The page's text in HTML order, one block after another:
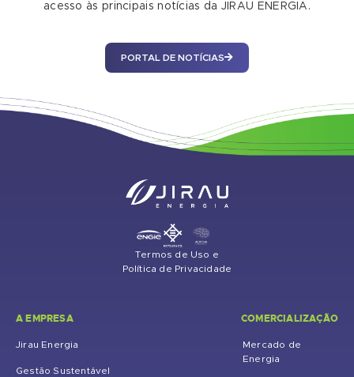
acesso às principais notícias da JIRAU ENERGIA.
PORTAL DE NOTÍCIAS
Termos de Uso e
Política de Privacidade
A EMPRESA
Jirau Energia
Gestão Sustentável
COMERCIALIZAÇÃO
Mercado de
Energia